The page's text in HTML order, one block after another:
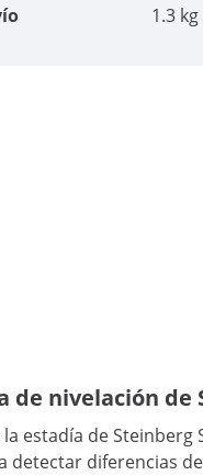
1.3 kg
nivelación de
de
diferencias